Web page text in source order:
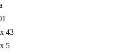
43
5